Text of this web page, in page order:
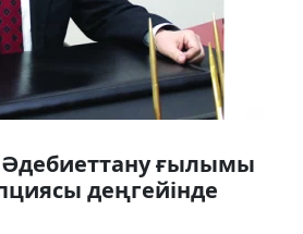
ғылымы
деңгейінде